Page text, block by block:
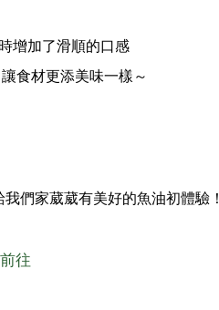
增加了滑順的口感
食材更添美味一樣～
我們家葳葳有美好的魚油初體驗！
往